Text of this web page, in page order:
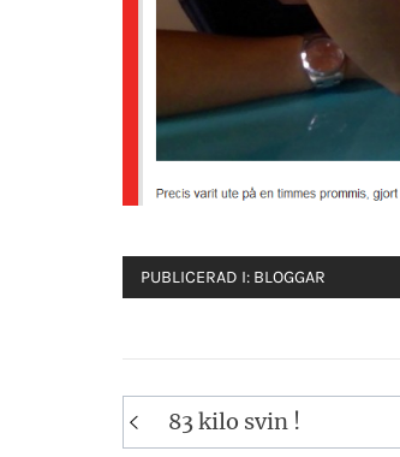
PUBLICERAD I: BLOGGAR
Inläggsnavigering
83 kilo svin !